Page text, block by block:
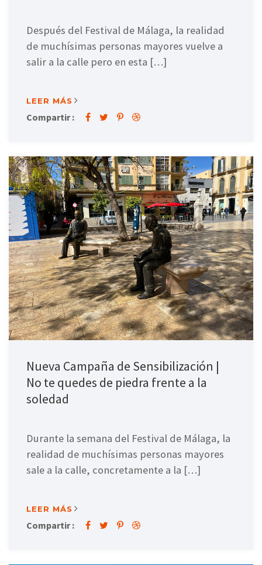
Después del Festival de Málaga, la realidad
de muchísimas personas mayores vuelve a
salir a la calle pero en esta […]
LEER MÁS
Compartir :
Nueva Campaña de Sensibilización |
No te quedes de piedra frente a la
soledad
Durante la semana del Festival de Málaga, la
realidad de muchísimas personas mayores
sale a la calle, concretamente a la […]
LEER MÁS
Compartir :